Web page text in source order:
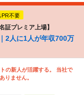
PR不要
証プレミア上場】
2人に1人が年収700万
の新人が活躍する。 当社で
りません。